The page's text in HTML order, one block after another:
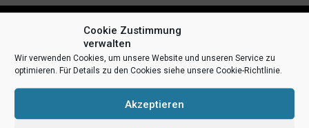
Cookie Zustimmung
verwalten
Wir verwenden Cookies, um unsere Website und unseren Service zu
optimieren. Für Details zu den Cookies siehe unsere Cookie-Richtlinie.
Akzeptieren
Uni Baskets auf Social Media